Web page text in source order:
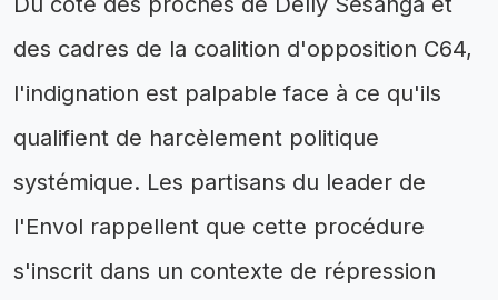
des cadres de la coalition d'opposition C64,
l'indignation est palpable face à ce qu'ils
qualifient de harcèlement politique
systémique. Les partisans du leader de
l'Envol rappellent que cette procédure
s'inscrit dans un contexte de répression